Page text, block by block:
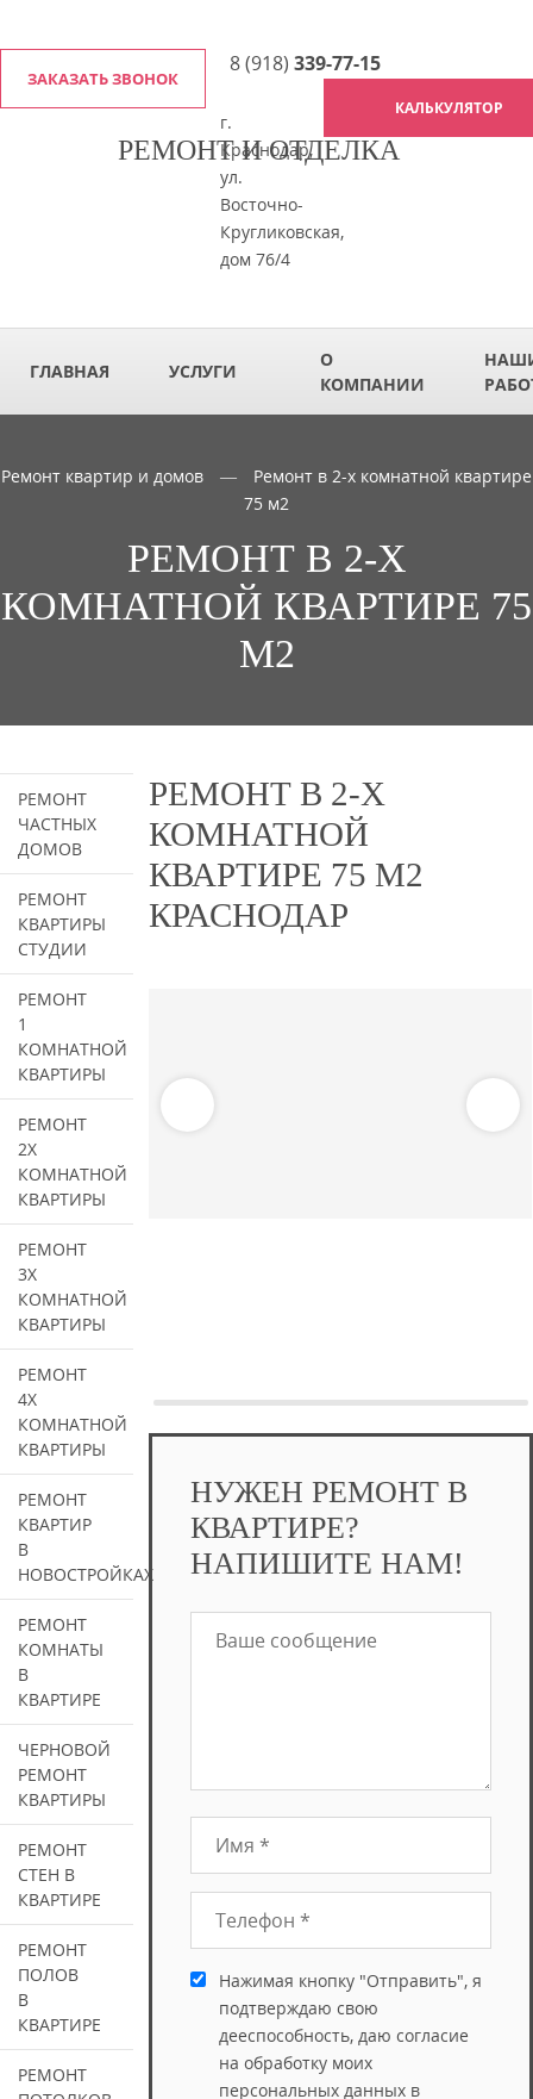
РЕМОНТ И ОТДЕЛКА
ЗАКАЗАТЬ ЗВОНОК
8 (918) 339-77-15
КАЛЬКУЛЯТОР
г.
Краснодар,
ул.
Восточно-
Кругликовская,
дом 76/4
ГЛАВНАЯ УСЛУГИ
О
КОМПАНИИ
Ремонт квартир и домов —
Ремонт в 2-х комнатной квартире
75 м2
РЕМОНТ В 2-Х
КОМНАТНОЙ КВАРТИРЕ 75
М2
РЕМОНТ В 2-Х
КОМНАТНОЙ
КВАРТИРЕ 75 М2
КРАСНОДАР
НУЖЕН РЕМОНТ В
КВАРТИРЕ?
НАПИШИТЕ НАМ!
Нажимая кнопку "Отправить", я
подтверждаю свою
дееспособность, даю согласие
на обработку моих
персональных данных в
РЕМОНТ
ЧАСТНЫХ
ДОМОВ
РЕМОНТ
КВАРТИРЫ
СТУДИИ
РЕМОНТ
1
КОМНАТНОЙ
КВАРТИРЫ
РЕМОНТ
2Х
КОМНАТНОЙ
КВАРТИРЫ
РЕМОНТ
3Х
КОМНАТНОЙ
КВАРТИРЫ
РЕМОНТ
4Х
КОМНАТНОЙ
КВАРТИРЫ
РЕМОНТ
КВАРТИР
В
НОВОСТРОЙКАХ
РЕМОНТ
КОМНАТЫ
В
КВАРТИРЕ
ЧЕРНОВОЙ
РЕМОНТ
КВАРТИРЫ
РЕМОНТ
СТЕН В
КВАРТИРЕ
РЕМОНТ
ПОЛОВ
В
КВАРТИРЕ
РЕМОНТ